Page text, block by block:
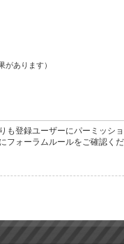
があります）
登録ユーザーにパーミッ
ォーラムルールをご確認くだ